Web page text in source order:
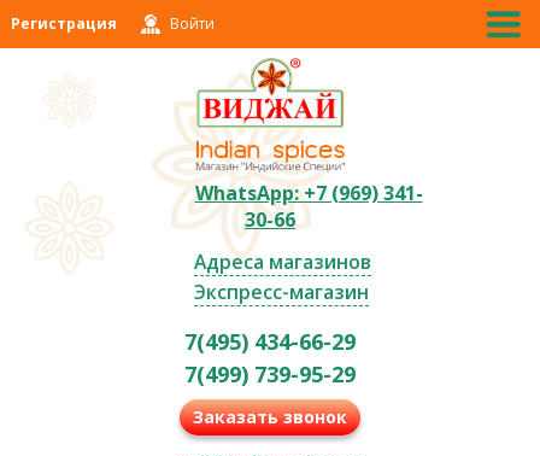
Регистрация Войти
WhatsApp: +7 (969) 341-
30-66
Адреса магазинов
Экспресс-магазин
7(495) 434-66-29
7(499) 739-95-29
Заказать звонок